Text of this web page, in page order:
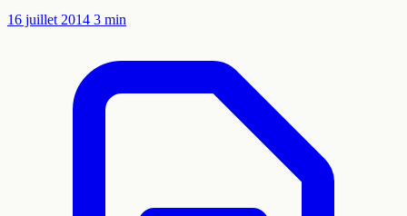
16 juillet 2014 3 min